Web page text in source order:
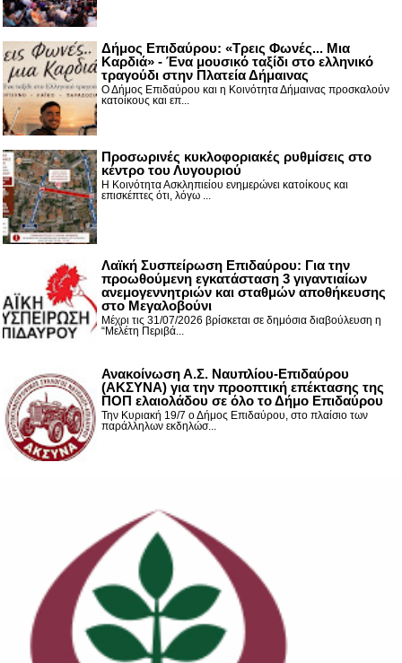
Δήμος Επιδαύρου: «Τρεις Φωνές... Μια
Καρδιά» - Ένα μουσικό ταξίδι στο ελληνικό
τραγούδι στην Πλατεία Δήμαινας
Ο Δήμος Επιδαύρου και η Κοινότητα Δήμαινας προσκαλούν
κατοίκους και επ...
Προσωρινές κυκλοφοριακές ρυθμίσεις στο
κέντρο του Λυγουριού
Η Κοινότητα Ασκληπιείου ενημερώνει κατοίκους και
επισκέπτες ότι, λόγω ...
Λαϊκή Συσπείρωση Επιδαύρου: Για την
προωθούμενη εγκατάσταση 3 γιγαντιαίων
ανεμογεννητριών και σταθμών αποθήκευσης
στο Μεγαλοβούνι
Μέχρι τις 31/07/2026 βρίσκεται σε δημόσια διαβούλευση η
“Μελέτη Περιβά...
Ανακοίνωση Α.Σ. Ναυπλίου-Επιδαύρου
(ΑΚΣΥΝΑ) για την προοπτική επέκτασης της
ΠΟΠ ελαιολάδου σε όλο το Δήμο Επιδαύρου
Την Κυριακή 19/7 ο Δήμος Επιδαύρου, στο πλαίσιο των
παράλληλων εκδηλώσ...